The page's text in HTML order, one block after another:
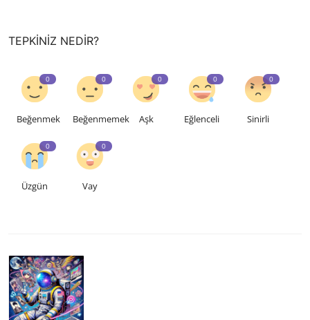
TEPKINIZ NEDIR?
0
Beğenmek
0
Beğenmemek
0
Aşk
0
Eğlenceli
0
Sinirli
0
Üzgün
0
Vay